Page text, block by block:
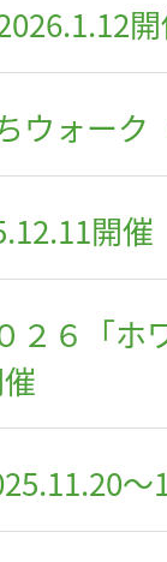
ウォー
開催
２６「ホ
～